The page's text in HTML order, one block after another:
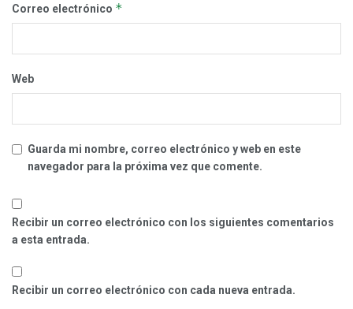
Correo electrónico *
Web
Guarda mi nombre, correo electrónico y web en este
navegador para la próxima vez que comente.
Recibir un correo electrónico con los siguientes comentarios
a esta entrada.
Recibir un correo electrónico con cada nueva entrada.